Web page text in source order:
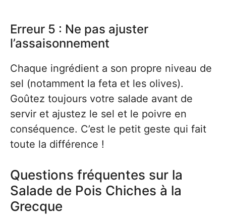
Erreur 5 : Ne pas ajuster
l’assaisonnement
Chaque ingrédient a son propre niveau de
sel (notamment la feta et les olives).
Goûtez toujours votre salade avant de
servir et ajustez le sel et le poivre en
conséquence. C’est le petit geste qui fait
toute la différence !
Questions fréquentes sur la
Salade de Pois Chiches à la
Grecque